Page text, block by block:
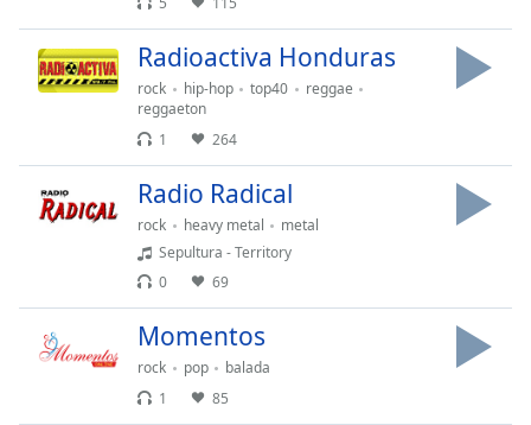
subtitles
settings
dialog
Audio
in-
Fullscreen
Radioactiva Honduras
rock hip-hop top40
reggae
reggaeton
1
264
Radio Radical
rock heavy metal
metal
Sepultura - Territory
0
69
Momentos
rock pop
balada
1
85